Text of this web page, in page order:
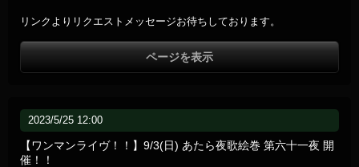
リンクよりリクエストメッセージお待ちしております。
ページを表示
2023/5/25 12:00
【ワンマンライヴ！！】9/3(日) あたら夜歌絵巻 第六十一夜 開
催！！